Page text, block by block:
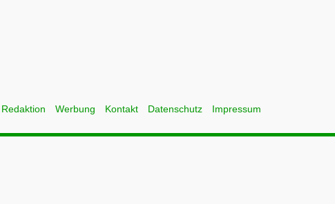
Redaktion Werbung Kontakt Datenschutz Impressum